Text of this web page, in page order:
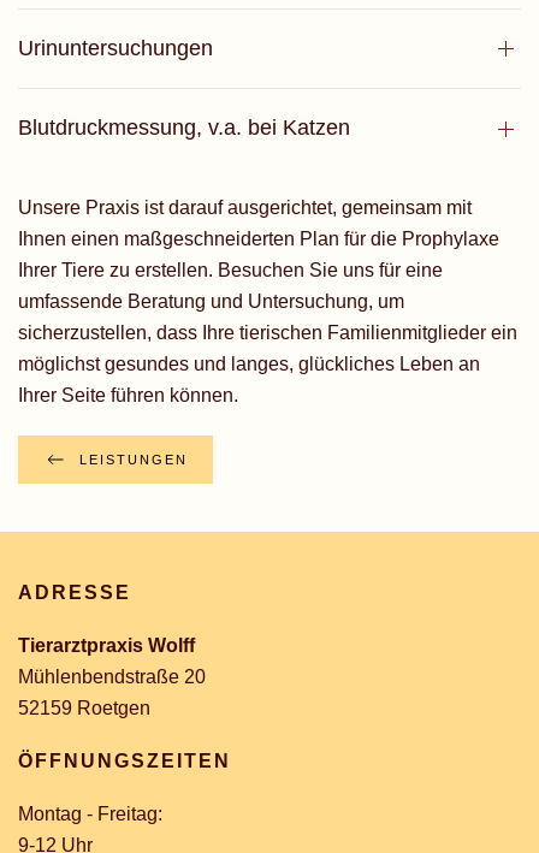
Urinuntersuchungen
Blutdruckmessung, v.a. bei Katzen
Unsere Praxis ist darauf ausgerichtet, gemeinsam mit
Ihnen einen maßgeschneiderten Plan für die Prophylaxe
Ihrer Tiere zu erstellen. Besuchen Sie uns für eine
umfassende Beratung und Untersuchung, um
sicherzustellen, dass Ihre tierischen Familienmitglieder ein
möglichst gesundes und langes, glückliches Leben an
Ihrer Seite führen können.
LEISTUNGEN
ADRESSE
Tierarztpraxis Wolff
Mühlenbendstraße 20
52159 Roetgen
ÖFFNUNGSZEITEN
Montag - Freitag:
9-12 Uhr